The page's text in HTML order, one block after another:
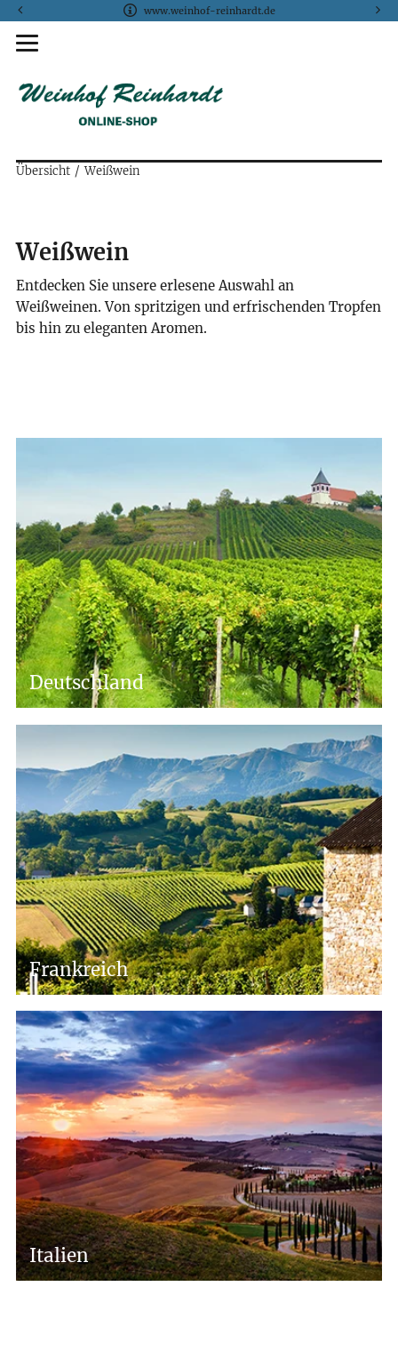
www.weinhof-reinhardt.de
Übersicht Weißwein
Weißwein
Entdecken Sie unsere erlesene Auswahl an
Weißweinen. Von spritzigen und erfrischenden Tropfen
bis hin zu eleganten Aromen.
Deutschland
Frankreich
Italien